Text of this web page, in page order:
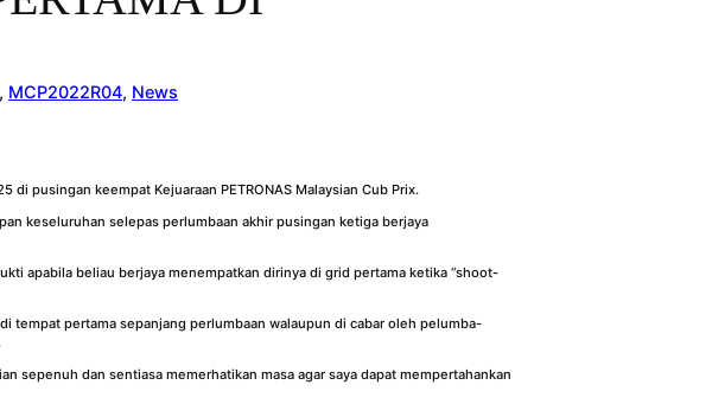
, MCP2022R04, News
di pusingan keempat Kejuaraan PETRONAS Malaysian Cub Prix.
keseluruhan selepas perlumbaan akhir pusingan ketiga berjaya
apabila beliau berjaya menempatkan dirinya di grid pertama ketika “shoot-
tempat pertama sepanjang perlumbaan walaupun di cabar oleh pelumba-
sepenuh dan sentiasa memerhatikan masa agar saya dapat mempertahankan